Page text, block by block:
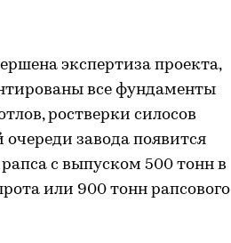
экспертиза проекта,
все фундаменты
ростверки силосов
очереди завода появится
с выпуском 500 тонн в
или 900 тонн рапсового